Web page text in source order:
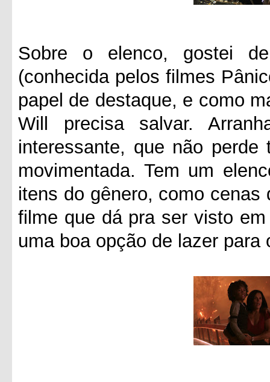
Sobre o elenco, gostei
(conhecida pelos filmes
papel de destaque, e como
Will precisa salvar.
interessante, que não
movimentada. Tem um
itens do gênero, como
filme que dá pra ser visto
uma boa opção de lazer para